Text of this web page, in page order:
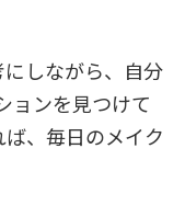
しながら、自分
ョンを見つけて
、毎日のメイク